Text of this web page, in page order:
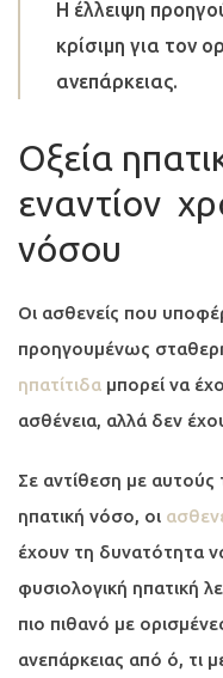
Η έλλειψη
κρίσιμη για τον
ανεπάρκειας.
Οξεία
εναντίον
νόσου
Οι ασθενείς που
προηγουμένως
ηπατίτιδα μπορεί να
ασθένεια, αλλά δεν
Σε αντίθεση με αυτούς
ηπατική νόσο, οι
έχουν τη δυνατότητα
φυσιολογική ηπατική
πιο πιθανό με
ανεπάρκειας από ό, τι